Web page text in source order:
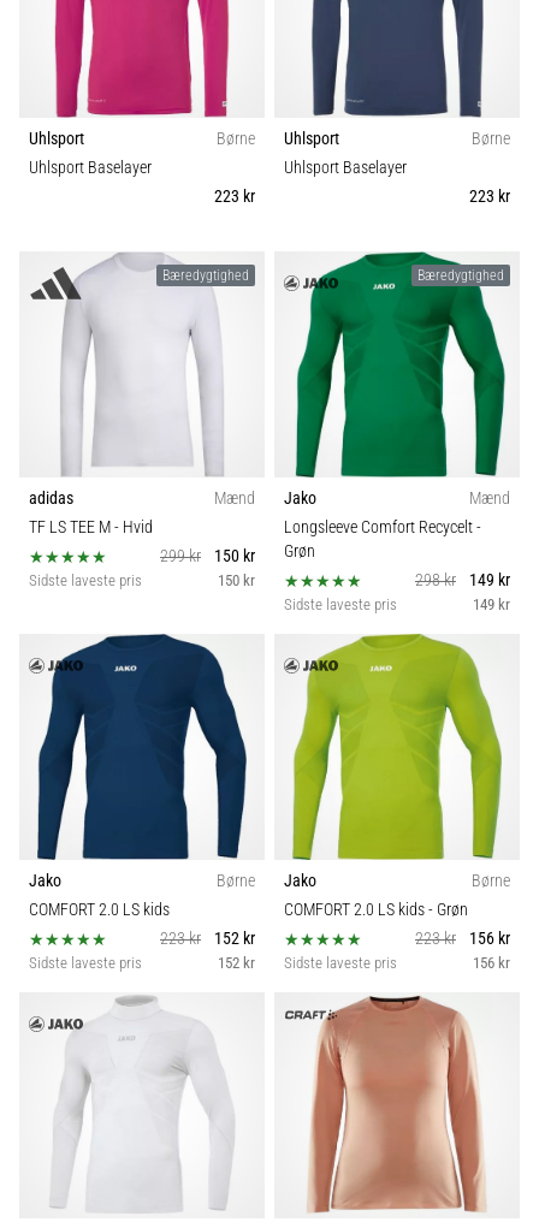
Uhlsport
Børne
Uhlsport Baselayer
223 kr
Uhlsport
Børne
Uhlsport Baselayer
223 kr
Bæredygtighed
adidas
Mænd
TF LS TEE M- Hvid
299 kr
150 kr
Sidste laveste pris 150 kr
Bæredygtighed
Jako
Mænd
Longsleeve Comfort Recycelt-
Grøn
298 kr
149 kr
Sidste laveste pris 149 kr
Jako
Børne
COMFORT 2.0 LS kids
223 kr
152 kr
Sidste laveste pris 152 kr
Jako
Børne
COMFORT 2.0 LS kids- Grøn
223 kr
156 kr
Sidste laveste pris 156 kr